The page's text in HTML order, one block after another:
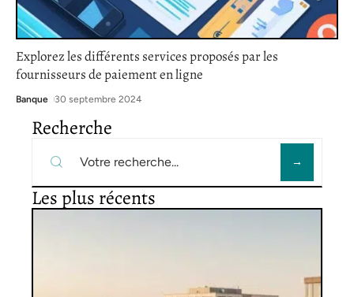
Explorez les différents services proposés par les
fournisseurs de paiement en ligne
Banque 30 septembre 2024
Recherche
Les plus récents